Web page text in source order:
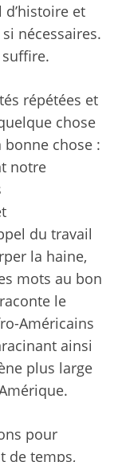
et
nécessaires.
répétées et
chose
chose :
notre
du travail
la haine,
mots au bon
le
Américains
ainsi
plus large
pour
de temps,